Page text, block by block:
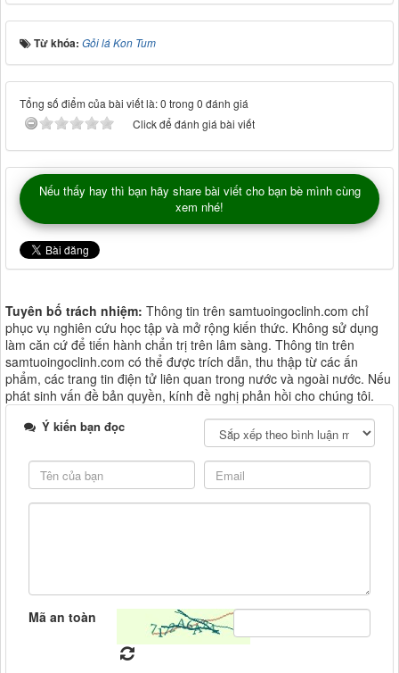
Từ khóa: Gỏi lá Kon Tum
Tổng số điểm của bài viết là: 0 trong 0 đánh giá
Click để đánh giá bài viết
Nếu thấy hay thì bạn hãy share bài viết cho bạn bè mình cùng
xem nhé!
Tuyên bố trách nhiệm: Thông tin trên samtuoingoclinh.com chỉ
phục vụ nghiên cứu học tập và mở rộng kiến thức. Không sử dụng
làm căn cứ để tiến hành chẩn trị trên lâm sàng. Thông tin trên
samtuoingoclinh.com có thể được trích dẫn, thu thập từ các ấn
phẩm, các trang tin điện tử liên quan trong nước và ngoài nước. Nếu
phát sinh vấn đề bản quyền, kính đề nghị phản hồi cho chúng tôi.
Ý kiến bạn đọc
Mã an toàn